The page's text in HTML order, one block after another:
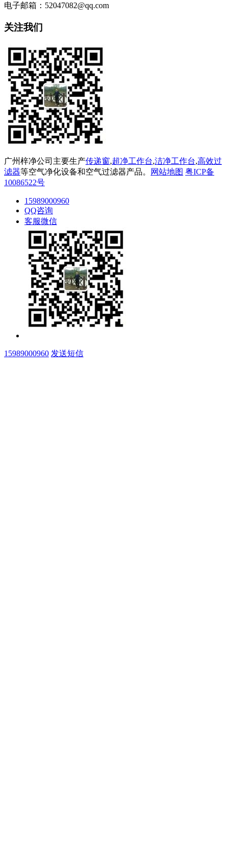
电子邮箱：52047082@qq.com
关注我们
广州梓净公司主要生产传递窗,超净工作台,洁净工作台,高效过
滤器等空气净化设备和空气过滤器产品。 网站地图 粤ICP备
10086522号
15989000960
QQ咨询
客服微信
15989000960 发送短信